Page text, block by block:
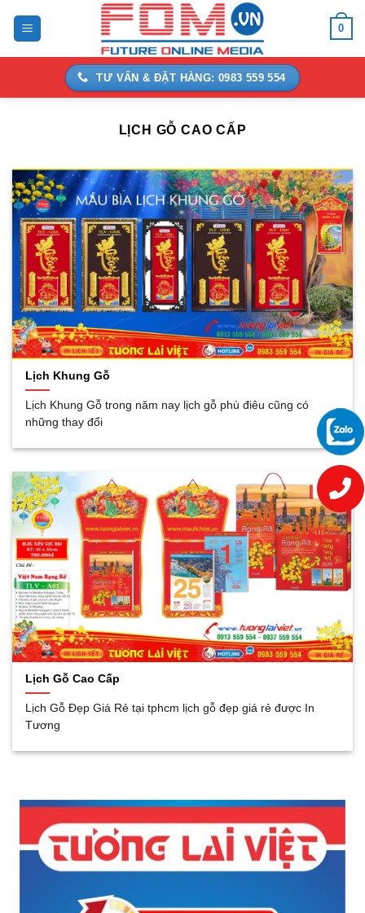
0
TƯ VẤN & ĐẶT HÀNG: 0983 559 554
LỊCH GỖ CAO CẤP
Lịch Khung Gỗ
Lịch Khung Gỗ trong năm nay lịch gỗ phù điêu cũng có
những thay đổi
Lịch Gỗ Cao Cấp
Lịch Gỗ Đẹp Giá Rẻ tại tphcm lịch gỗ đẹp giá rẻ được In
Tương